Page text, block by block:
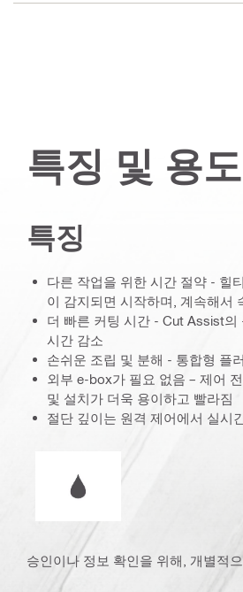
특징 및 용도
특징
다른 작업을 위한 시간 절약 - 힐
이 감지되면 시작하며, 계속해서
더 빠른 커팅 시간 - Cut Assist의
시간 감소
손쉬운 조립 및 분해 - 통합형 플
외부 e-box가 필요 없음 – 제어
및 설치가 더욱 용이하고 빨라짐
절단 깊이는 원격 제어에서 실시
승인이나 정보 확인을 위해, 개별적